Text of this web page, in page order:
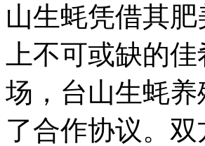
山生蚝凭借其
上不可或缺的佳
场，台山生蚝
了合作协议。